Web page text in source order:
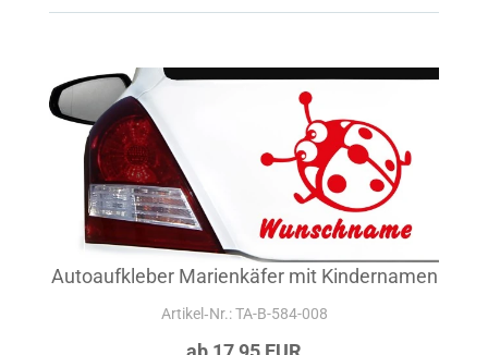
Autoaufkleber Marienkäfer mit Kindernamen
Artikel‑Nr.: TA-B-584-008